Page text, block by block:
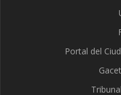
Portal del